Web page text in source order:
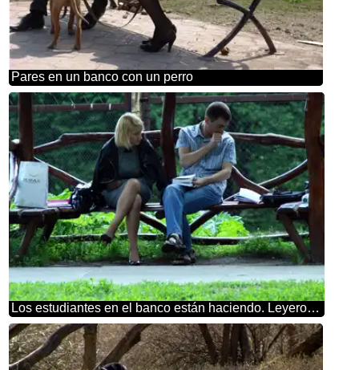
Pares en un banco con un perro
Los estudiantes en el banco están haciendo. Leyeron un libro de textos.